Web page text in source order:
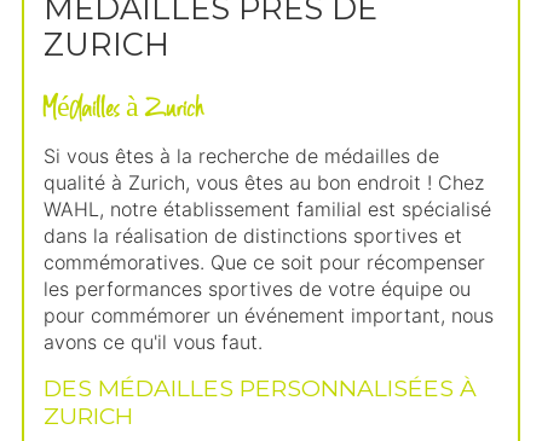
MÉDAILLES PRÈS DE
ZURICH
Médailles à Zurich
Si vous êtes à la recherche de médailles de
qualité à Zurich, vous êtes au bon endroit ! Chez
WAHL, notre établissement familial est spécialisé
dans la réalisation de distinctions sportives et
commémoratives. Que ce soit pour récompenser
les performances sportives de votre équipe ou
pour commémorer un événement important, nous
avons ce qu'il vous faut.
DES MÉDAILLES PERSONNALISÉES À
ZURICH